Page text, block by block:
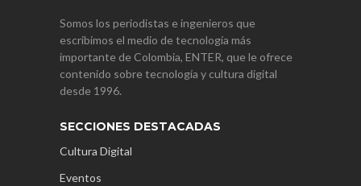
Somos los periodistas e ingenieros que
escribimos el medio de tecnología más
importante de Colombia, ENTER, que le ofrece
contenido sobre tecnología y cultura digital
desde 1996.
SECCIONES DESTACADAS
Cultura Digital
Eventos